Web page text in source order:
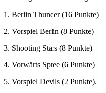
1. Berlin Thunder (16 Punkte)
2. Vorspiel Berlin (8 Punkte)
3. Shooting Stars (8 Punkte)
4. Vorwärts Spree (6 Punkte)
5. Vorspiel Devils (2 Punkte).